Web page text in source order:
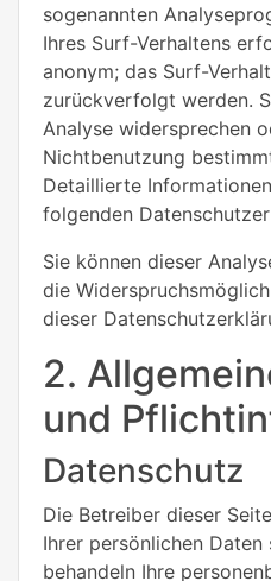
sogenannten
Ihres Surf-Verhaltens
anonym; das Surf-
zurückverfolgt werden.
Analyse widersprechen
Nichtbenutzung
Detaillierte
folgenden
Sie können dieser
die
dieser
2.
und
Datenschutz
Die Betreiber dieser
Ihrer persönlichen Daten
behandeln Ihre